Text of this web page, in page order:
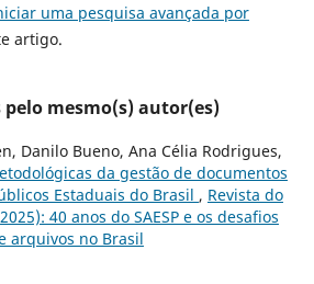
uma pesquisa avançada por
artigo.
mesmo(s) autor(es)
Danilo Bueno, Ana Célia Rodrigues,
da gestão de documentos
Estaduais do Brasil , Revista do
40 anos do SAESP e os desafios
arquivos no Brasil